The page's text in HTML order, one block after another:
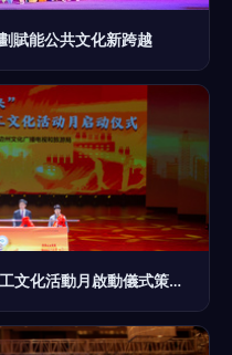
賦能公共文化新跨越
延邊情·文化韻——吉林延邊州職工文化活動月啟動儀式策劃案